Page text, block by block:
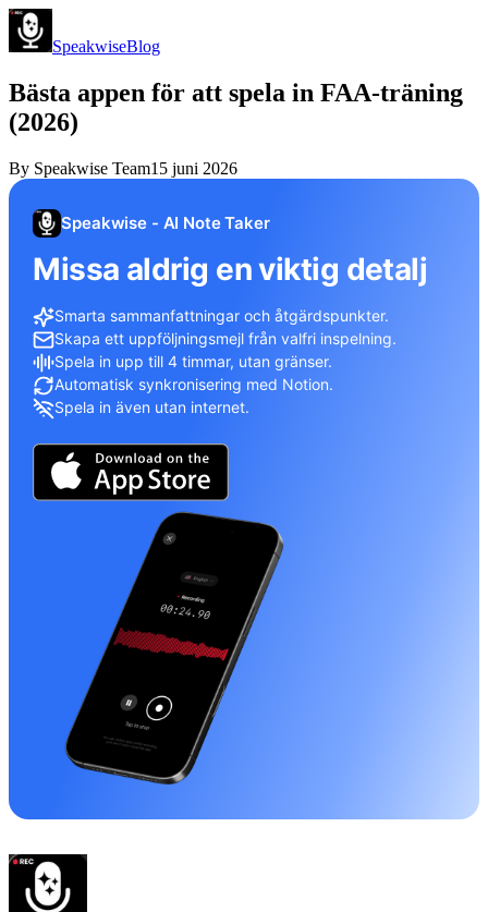
SpeakwiseBlog
Bästa appen för att spela in FAA-träning
(2026)
By Speakwise Team15 juni 2026
Speakwise - AI Note Taker
Missa aldrig en viktig detalj
Smarta sammanfattningar och åtgärdspunkter.
Skapa ett uppföljningsmejl från valfri inspelning.
Spela in upp till 4 timmar, utan gränser.
Automatisk synkronisering med Notion.
Spela in även utan internet.